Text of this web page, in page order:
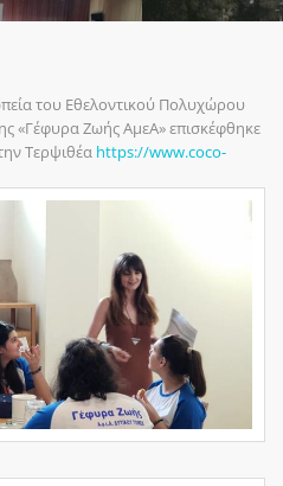
του Εθελοντικού Πολυχώρου
«Γέφυρα Ζωής ΑμεΑ» επισκέφθηκε
Τερψιθέα https://www.coco-